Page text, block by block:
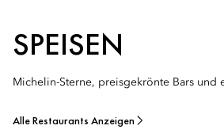
SPEISEN
Michelin-Sterne, preisgekrönte Bars und
Alle Restaurants Anzeigen